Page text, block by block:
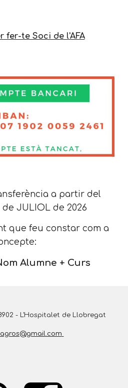
fer-te Soci de l'AFA
a partir del
de JULIOL de 2026
que feu constar com a
Alumne + Curs
- L'Hospitalet de Llobregat